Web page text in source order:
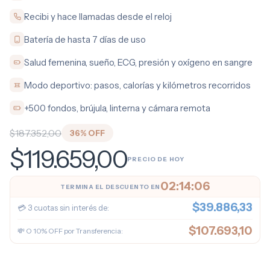
Recibi y hace llamadas desde el reloj
Batería de hasta 7 días de uso
Salud femenina, sueño, ECG, presión y oxígeno en sangre
Modo deportivo: pasos, calorías y kilómetros recorridos
+500 fondos, brújula, linterna y cámara remota
$187.352,00 36% OFF
$119.659,00PRECIO DE HOY
TERMINA EL DESCUENTO EN 02:14:05
💳 3 cuotas sin interés de: $39.886,33
💸 O 10% OFF por Transferencia: $107.693,10